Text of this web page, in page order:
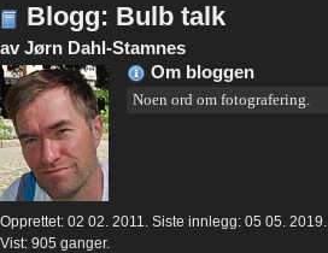
Blogg: Bulb talk
av Jørn Dahl-Stamnes
Om bloggen
Noen ord om fotografering.
Opprettet: 02 02. 2011. Siste innlegg: 05 05. 2019.
Vist: 905 ganger.